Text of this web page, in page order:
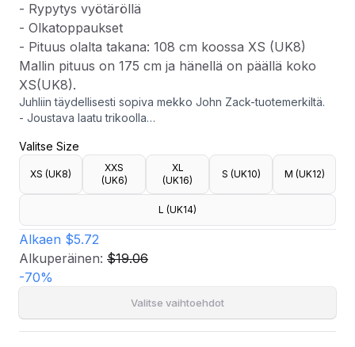
- Rypytys vyötäröllä
- Olkatoppaukset
- Pituus olalta takana: 108 cm koossa XS (UK8)
Mallin pituus on 175 cm ja hänellä on päällä koko
XS(UK8).
Juhliin täydellisesti sopiva mekko John Zack-tuotemerkiltä.
- Joustava laatu trikoolla
- Rypytys vyötäröllä
- Olkatoppaukset
- Pituus olalta takana: 108 cm koossa XS (UK8)
Mallin pituus on 175 cm ja hänellä on päällä koko XS(UK8).
Valitse Size
XS (UK8)
XXS
(UK6)
XL
(UK16)
S (UK10) M (UK12)
L (UK14)
Alkaen $5.72
Alkuperäinen: $19.06
-70%
Valitse vaihtoehdot